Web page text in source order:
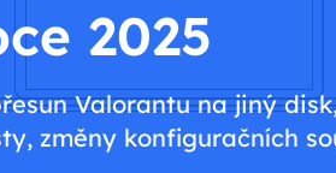
2025
Valorantu na jiný
změny konfiguračních